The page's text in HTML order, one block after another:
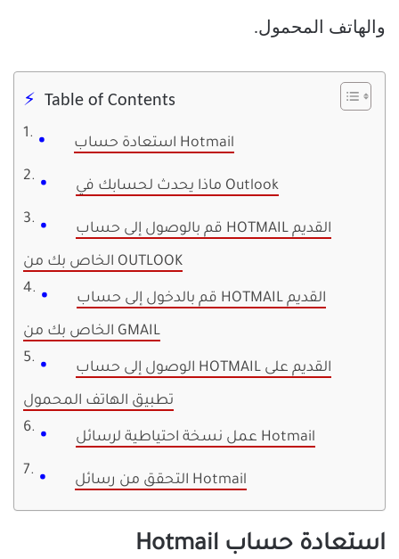
والهاتف المحمول.
Table of Contents
استعادة حساب Hotmail
ماذا يحدث لحسابك في Outlook
قم بالوصول إلى حساب HOTMAIL القديم
الخاص بك من OUTLOOK
قم بالدخول إلى حساب HOTMAIL القديم
الخاص بك من GMAIL
الوصول إلى حساب HOTMAIL القديم على
تطبيق الهاتف المحمول
عمل نسخة احتياطية لرسائل Hotmail
التحقق من رسائل Hotmail
استعادة حساب Hotmail